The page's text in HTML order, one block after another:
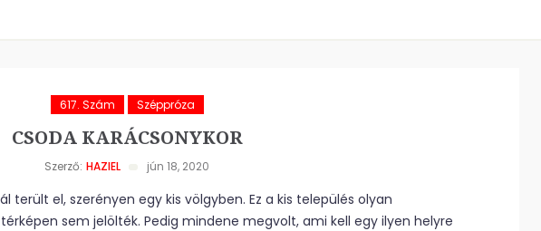
617. Szám Széppróza
CSODA KARÁCSONYKOR
Szerző: HAZIEL jún 18, 2020
terült el, szerényen egy kis völgyben. Ez a kis település olyan
sem jelölték. Pedig mindene megvolt, ami kell egy ilyen helyre